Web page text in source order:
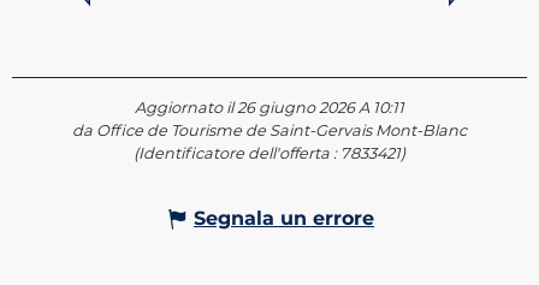
Aggiornato il 26 giugno 2026 A 10:11
da Office de Tourisme de Saint-Gervais Mont-Blanc
(Identificatore dell'offerta : 7833421)
Segnala un errore